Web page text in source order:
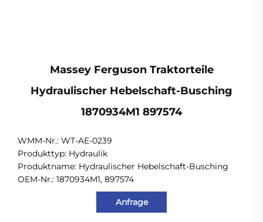
Massey Ferguson Traktorteile
Hydraulischer Hebelschaft-Busching
1870934M1 897574
WMM-Nr.: WT-AE-0239
Produkttyp: Hydraulik
Produktname: Hydraulischer Hebelschaft-Busching
OEM-Nr.: 1870934M1, 897574
Anfrage